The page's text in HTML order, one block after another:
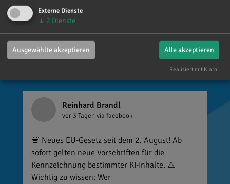
Reinhard Brandl
vor 3 Tagen via facebook
🚨 Neues EU-Gesetz seit dem 2. August! Ab
sofort gelten neue Vorschriften für die
Kennzeichnung bestimmter KI-Inhalte. ⚠️
Wichtig zu wissen: Wer
Externe Dienste
↓ 2 Dienste
Ausgewählte akzeptieren Alle akzeptieren
Realisiert mit Klaro!